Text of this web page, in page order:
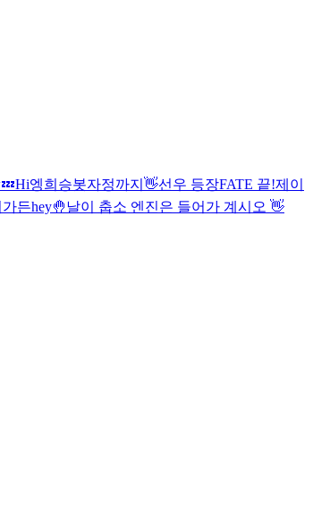
💤Hi엥희승봇자정까지 👋선우 등장FATE 끝!제이
든hey🤚날이 춥소 엔진은 들어가 계시오 👋